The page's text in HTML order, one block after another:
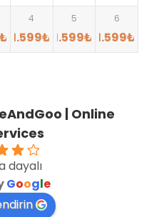
₺
4
1.599₺
5
1.599₺
6
1.599₺
| Online
dayalı
Google